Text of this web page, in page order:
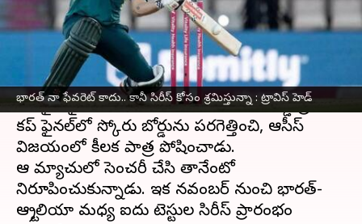
భారత్‌ నా ఫేవరెట్‌ కాదు.. కానీ సిరీస్‌ కోసం శ్రమిస్తున్నా : ట్రావిస్ హెడ్
Jayachandra Akuri Sep 15, 2024 11:30 am
ఈ వార్తాకథనం ఏంటి
ఆస్ట్రేలియాక్రికెటర్ ట్రావిస్ హెడ్ భారత్‌తో మ్యాచ్ అంటే
తనదైన శైలిలో చెలరేగిపోతాడు. గతేడాది వన్డే ప్రపంచ
కప్ ఫైనల్‌లో స్కోరు బోర్డును పరగెత్తించి, ఆసీస్
విజయంలో కీలక పాత్ర పోషించాడు.
ఆ మ్యాచులో సెంచరీ చేసి తానేంటో
నిరూపించుకున్నాడు. ఇక నవంబర్ నుంచి భారత్-
ఆస్ట్రేలియా మధ్య ఐదు టెస్టుల సిరీస్ ప్రారంభం